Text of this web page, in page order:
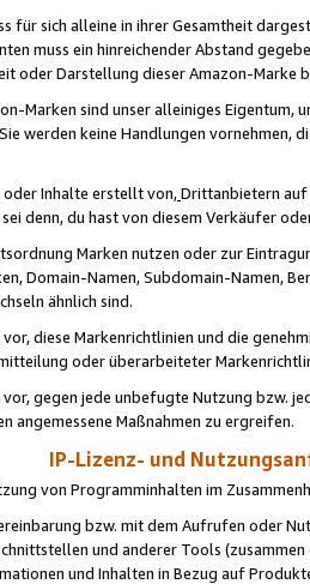
für sich alleine in ihrer Gesamtheit
muss ein hinreichender Abstand
oder Darstellung dieser Amazon-Marke
Marken sind unser alleiniges
werden keine Handlungen vornehmen,
oder Inhalte erstellt von,Drittanbietern auf
denn, du hast von diesem Verkäufer
Marken nutzen oder zur
Domain-Namen, Subdomain-Namen,
ähnlich sind.
diese Markenrichtlinien und die
oder überarbeiteter
vor, gegen jede unbefugte Nutzung bzw.
angemessene Maßnahmen zu ergreifen.
IP-Lizenz- und
von Programminhalten im
bzw. mit dem Aufrufen oder
und anderer Tools (zusammen
und Inhalten in Bezug auf